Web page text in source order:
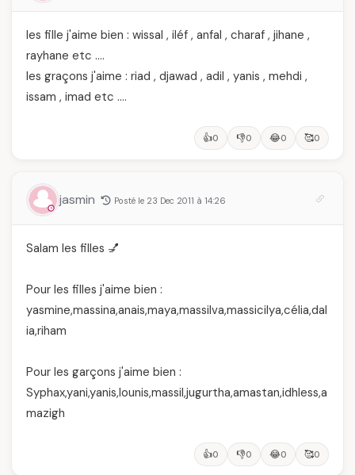
les fille j'aime bien : wissal , iléf , anfal , charaf , jihane ,
rayhane etc ….
les graçons j'aime : riad , djawad , adil , yanis , mehdi ,
issam , imad etc ….
👍0 👎0 😂0 🥰0
jasmin Posté le 23 Dec 2011 à 14:26
Salam les filles 💅
Pour les filles j'aime bien :
yasmine,massina,anais,maya,massilva,massicilya,célia,dal
ia,riham
Pour les garçons j'aime bien :
Syphax,yani,yanis,lounis,massil,jugurtha,amastan,idhless,a
mazigh
👍0 👎0 😂0 🥰0